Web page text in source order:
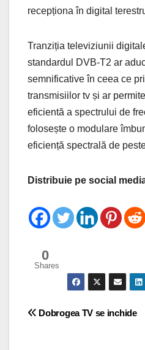
recepționa în digital
Tranziția televiziunii
standardul DVB-T2 ar
semnificative în ceea ce
transmisiilor tv și ar
eficientă a spectrului de
folosește o modulare
eficiență spectrală de
Distribuie pe social
0
Shares
Post
Dobrogea TV se inchide